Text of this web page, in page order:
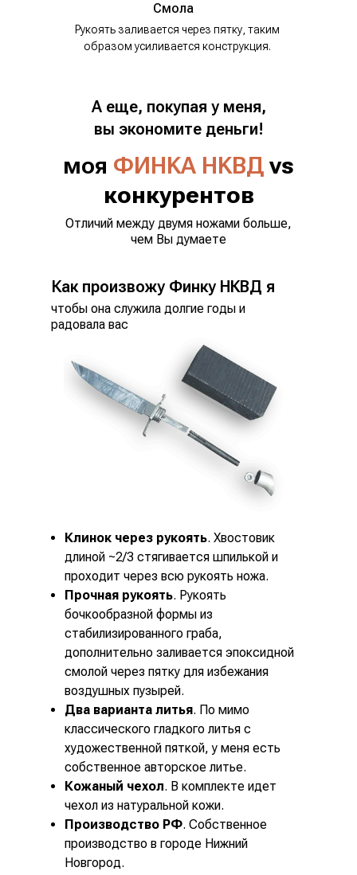
Рукоять заливается через пятку, таким
образом усиливается конструкция.
Смола
Отличий между двумя ножами больше,
чем Вы думаете
чтобы она служила долгие годы и
радовала вас
Клинок через рукоять. Хвостовик
длиной ~2/3 стягивается шпилькой и
проходит через всю рукоять ножа.
Прочная рукоять. Рукоять
бочкообразной формы из
стабилизированного граба,
дополнительно заливается эпоксидной
смолой через пятку для избежания
воздушных пузырей.
Два варианта литья. По мимо
классического гладкого литья с
художественной пяткой, у меня есть
собственное авторское литье.
Кожаный чехол. В комплекте идет
чехол из натуральной кожи.
Производство РФ. Собственное
производство в городе Нижний
Новгород.
А еще, покупая у меня,
вы экономите деньги!
Как произвожу Финку НКВД я
моя ФИHKA HKBД vs
конкурентов